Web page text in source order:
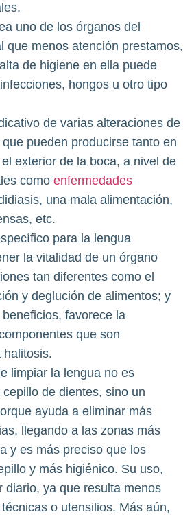
uno de los órganos del
que menos atención prestamos,
de higiene en ella puede
hongos u otro tipo
de varias alteraciones de
pueden producirse tanto en
exterior de la boca, a nivel de
como enfermedades
una mala alimentación,
etc.
para la lengua
la vitalidad de un órgano
tan diferentes como el
y deglución de alimentos; y
favorece la
que son
halitosis.
limpiar la lengua no es
de dientes, sino un
ayuda a eliminar más
llegando a las zonas más
y es más preciso que los
y más higiénico. Su uso,
diario, ya que resulta menos
o utensilios. Más aún,